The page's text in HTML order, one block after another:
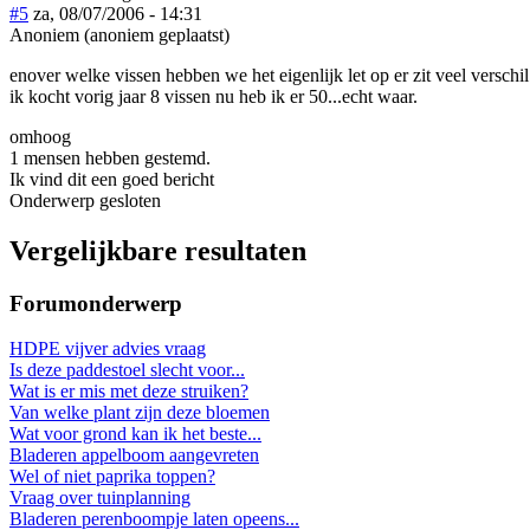
#5 za, 08/07/2006 - 14:31
Anoniem (anoniem geplaatst)
enover welke vissen hebben we het eigenlijk let op er zit veel
ik kocht vorig jaar 8 vissen nu heb ik er 50...echt waar.
omhoog
1 mensen hebben gestemd.
Ik vind dit een goed bericht
Onderwerp gesloten
Vergelijkbare resultaten
Forumonderwerp
HDPE vijver advies vraag
Is deze paddestoel slecht voor...
Wat is er mis met deze struiken?
Van welke plant zijn deze bloemen
Wat voor grond kan ik het beste...
Bladeren appelboom aangevreten
Wel of niet paprika toppen?
Vraag over tuinplanning
Bladeren perenboompje laten opeens...